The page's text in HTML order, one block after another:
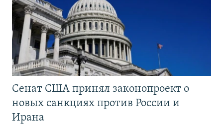
Сенат США принял законопроект о
новых санкциях против России и
Ирана